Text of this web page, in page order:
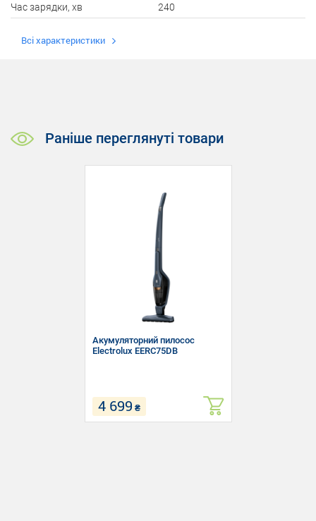
Час зарядки, хв
240
Всі характеристики
Раніше переглянуті товари
Акумуляторний пилосос
Electrolux EERC75DB
4 699 ₴